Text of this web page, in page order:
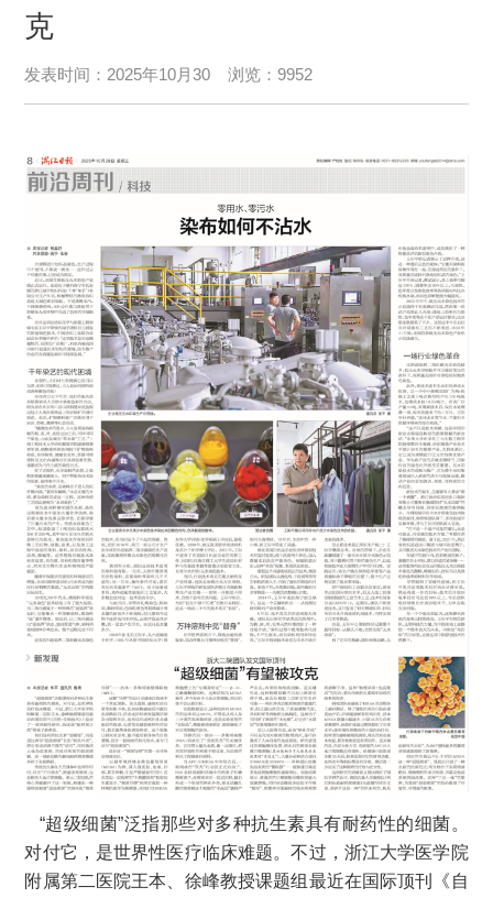
克
发表时间：2025年10月30 浏览：9952
“超级细菌”泛指那些对多种抗生素具有耐药性的细菌。
对付它，是世界性医疗临床难题。不过，浙江大学医学院
附属第二医院王本、徐峰教授课题组最近在国际顶刊《自